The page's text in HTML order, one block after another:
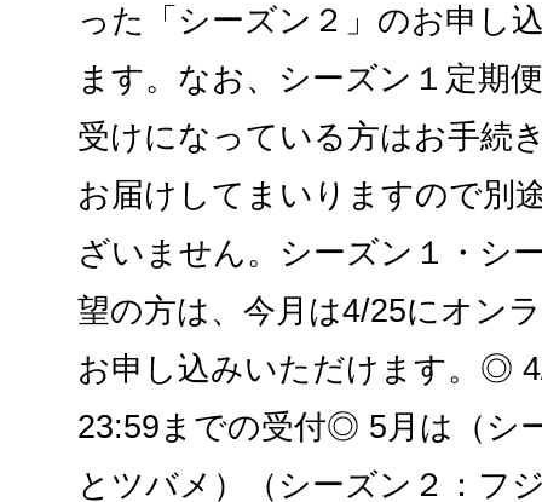
った「シーズン２」のお申し
ます。なお、シーズン１定期
受けになっている方はお手続
お届けしてまいりますので別
ざいません。シーズン１・シ
望の方は、今月は4/25にオン
お申し込みいただけます。◎
23:59までの受付◎ 5月は（シ
とツバメ）（シーズン２：フ